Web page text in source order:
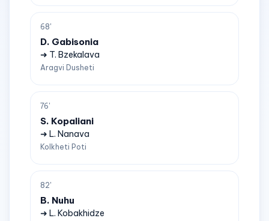
68'
D. Gabisonia
➜ T. Bzekalava
Aragvi Dusheti
76'
S. Kopaliani
➜ L. Nanava
Kolkheti Poti
82'
B. Nuhu
➜ L. Kobakhidze